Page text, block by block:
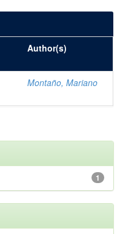
Author(s)
Montaño, Mariano
1